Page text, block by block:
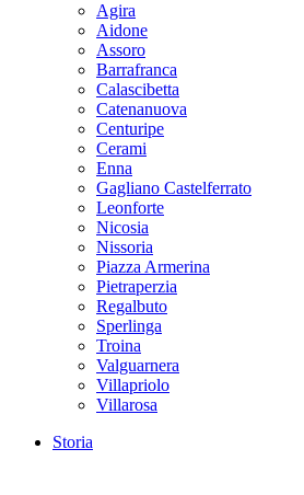
Agira
Aidone
Assoro
Barrafranca
Calascibetta
Catenanuova
Centuripe
Cerami
Enna
Gagliano Castelferrato
Leonforte
Nicosia
Nissoria
Piazza Armerina
Pietraperzia
Regalbuto
Sperlinga
Troina
Valguarnera
Villapriolo
Villarosa
Storia